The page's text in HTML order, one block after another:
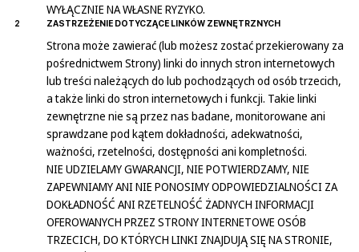
WYŁĄCZNIE NA WŁASNE RYZYKO.
2 ZASTRZEŻENIE DOTYCZĄCE LINKÓW ZEWNĘTRZNYCH
Strona może zawierać (lub możesz zostać przekierowany za
pośrednictwem Strony) linki do innych stron internetowych
lub treści należących do lub pochodzących od osób trzecich,
a także linki do stron internetowych i funkcji. Takie linki
zewnętrzne nie są przez nas badane, monitorowane ani
sprawdzane pod kątem dokładności, adekwatności,
ważności, rzetelności, dostępności ani kompletności.
NIE UDZIELAMY GWARANCJI, NIE POTWIERDZAMY, NIE
ZAPEWNIAMY ANI NIE PONOSIMY ODPOWIEDZIALNOŚCI ZA
DOKŁADNOŚĆ ANI RZETELNOŚĆ ŻADNYCH INFORMACJI
OFEROWANYCH PRZEZ STRONY INTERNETOWE OSÓB
TRZECICH, DO KTÓRYCH LINKI ZNAJDUJĄ SIĘ NA STRONIE,